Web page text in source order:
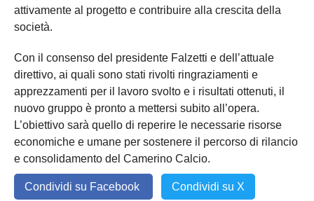
attivamente al progetto e contribuire alla crescita della
società.
Con il consenso del presidente Falzetti e dell’attuale
direttivo, ai quali sono stati rivolti ringraziamenti e
apprezzamenti per il lavoro svolto e i risultati ottenuti, il
nuovo gruppo è pronto a mettersi subito all’opera.
L’obiettivo sarà quello di reperire le necessarie risorse
economiche e umane per sostenere il percorso di rilancio
e consolidamento del Camerino Calcio.
Condividi su Facebook Condividi su X